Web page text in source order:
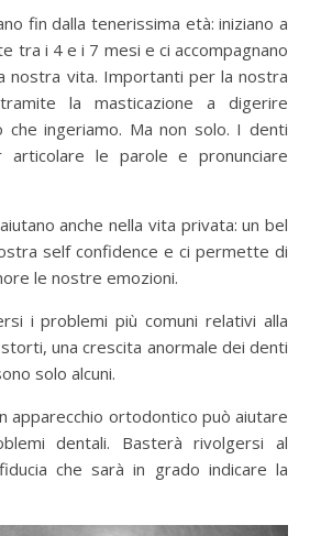
tra i 4 e i 7 mesi e ci accompagnano
nostra vita. Importanti per la nostra
la masticazione a digerire
ingeriamo. Ma non solo. I denti
articolare le parole e pronunciare
anche nella vita privata: un bel
self confidence e ci permette di
le nostre emozioni.
i problemi più comuni relativi alla
una crescita anormale dei denti
solo alcuni.
apparecchio ortodontico può aiutare
dentali. Basterà rivolgersi al
che sarà in grado indicare la